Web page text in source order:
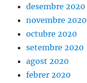
desembre 2020
novembre 2020
octubre 2020
setembre 2020
agost 2020
febrer 2020